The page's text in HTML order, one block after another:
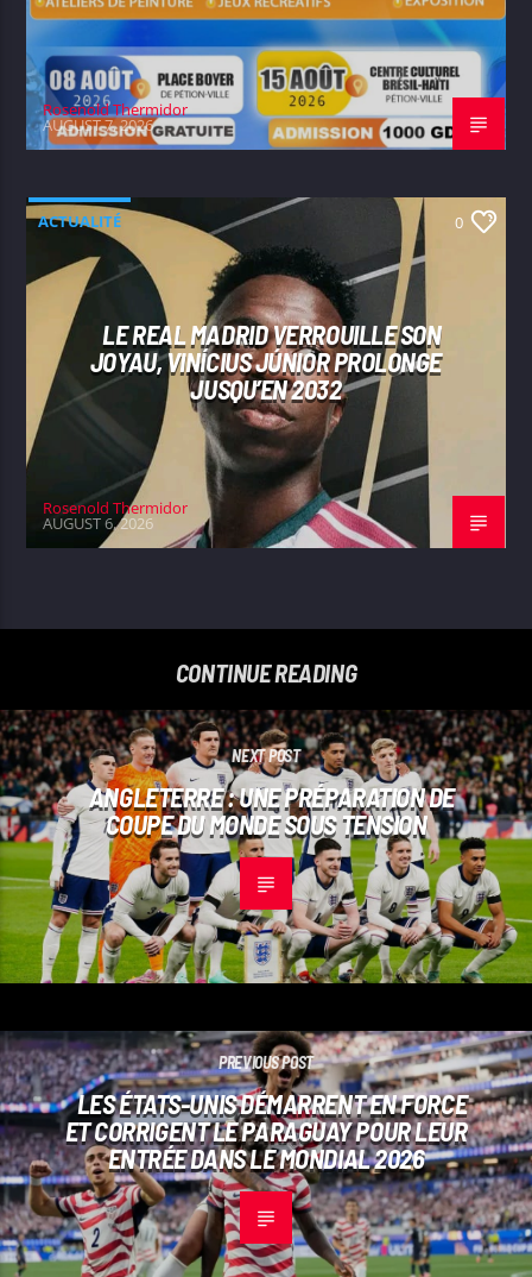
Rosenold Thermidor
AUGUST 7, 2026
ACTUALITÉ 0
LE REAL MADRID VERROUILLE SON
JOYAU, VINÍCIUS JÚNIOR PROLONGE
JUSQU’EN 2032
Rosenold Thermidor
AUGUST 6, 2026
CONTINUE READING
NEXT POST
ANGLETERRE : UNE PRÉPARATION DE
COUPE DU MONDE SOUS TENSION
PREVIOUS POST
LES ÉTATS-UNIS DÉMARRENT EN FORCE
ET CORRIGENT LE PARAGUAY POUR LEUR
ENTRÉE DANS LE MONDIAL 2026